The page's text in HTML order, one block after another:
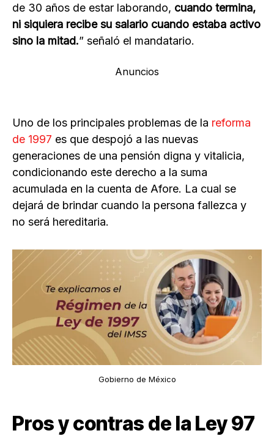
de 30 años de estar laborando, cuando termina,
ni siquiera recibe su salario cuando estaba activo
sino la mitad.” señaló el mandatario.
Anuncios
Uno de los principales problemas de la reforma
de 1997 es que despojó a las nuevas
generaciones de una pensión digna y vitalicia,
condicionando este derecho a la suma
acumulada en la cuenta de Afore. La cual se
dejará de brindar cuando la persona fallezca y
no será hereditaria.
Gobierno de México
Pros y contras de la Ley 97